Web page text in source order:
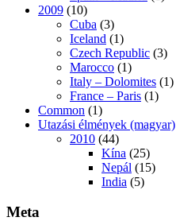
2009 (10)
Cuba (3)
Iceland (1)
Czech Republic (3)
Marocco (1)
Italy – Dolomites (1)
France – Paris (1)
Common (1)
Utazási élmények (magyar)
2010 (44)
Kína (25)
Nepál (15)
India (5)
Meta